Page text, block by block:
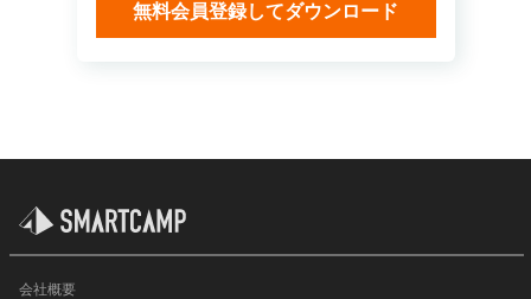
無料会員登録してダウンロード
会社概要